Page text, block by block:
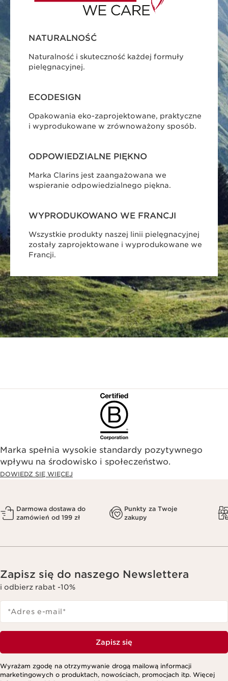
NATURALNOŚĆ
Naturalność i skuteczność każdej formuły
pielęgnacyjnej.
ECODESIGN
Opakowania eko-zaprojektowane, praktyczne
i wyprodukowane w zrównoważony sposób.
ODPOWIEDZIALNE PIĘKNO
Marka Clarins jest zaangażowana we
wspieranie odpowiedzialnego piękna.
WYPRODUKOWANO WE FRANCJI
Wszystkie produkty naszej linii pielęgnacyjnej
zostały zaprojektowane i wyprodukowane we
Francji.
Marka spełnia wysokie standardy pozytywnego
wpływu na środowisko i społeczeństwo.​
DOWIEDZ SIĘ WIĘCEJ
Darmowa dostawa do
zamówień od 199 zł
Punkty za Twoje
zakupy
Zapisz się do naszego Newslettera
i odbierz rabat -10%
*Adres e-mail*
Zapisz się
Wyrażam zgodę na otrzymywanie drogą mailową informacji
marketingowych o produktach, nowościach, promocjach itp. Więcej